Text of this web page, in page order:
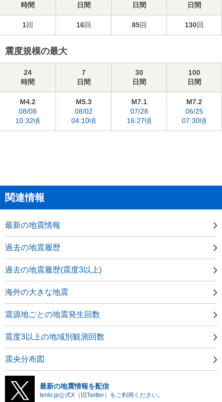
時間
日間
日間
日間
1回 16回 85回 130回
震度規模の最大
24
時間
7
日間
30
日間
100
日間
M4.2
08/08
10:32頃
M5.3
08/02
04:10頃
M7.1
07/28
16:27頃
M7.2
06/25
07:30頃
関連情報
最新の地震情報
過去の地震履歴
過去の地震履歴(震度3以上)
海外の大きな地震
震源地ごとの地震発生回数
震度3以上の地域別観測回数
震央分布図
最新の地震情報を配信
tenki.jp公式X（旧Twitter）をご利用ください。